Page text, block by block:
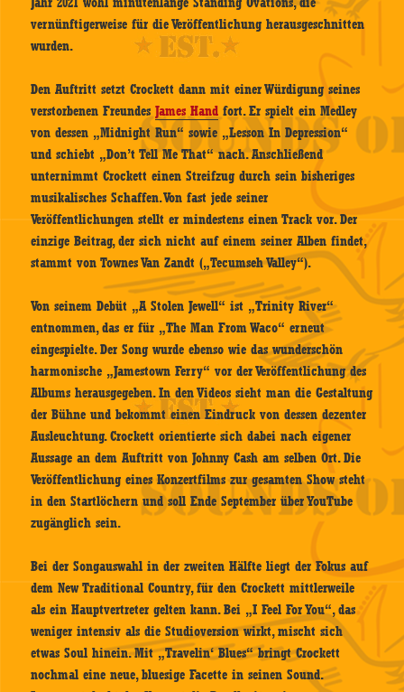
vernünftigerweise für die Veröffentlichung herausgeschnitten
wurden.
Den Auftritt setzt Crockett dann mit einer Würdigung seines
verstorbenen FreundesJames Hand fort. Er spielt ein Medley
von dessen „Midnight Run“ sowie „Lesson In Depression“
und schiebt „Don’t Tell Me That“ nach. Anschließend
unternimmt Crockett einen Streifzug durch sein bisheriges
musikalisches Schaffen. Von fast jede seiner
Veröffentlichungen stellt er mindestens einen Track vor. Der
einzige Beitrag, der sich nicht auf einem seiner Alben findet,
stammt von Townes Van Zandt („Tecumseh Valley“).
Von seinem Debüt „A Stolen Jewell“ ist „Trinity River“
entnommen, das er für „The Man From Waco“ erneut
eingespielte. Der Song wurde ebenso wie das wunderschön
harmonische „Jamestown Ferry“ vor der Veröffentlichung des
Albums herausgegeben. In den Videos sieht man die Gestaltung
der Bühne und bekommt einen Eindruck von dessen dezenter
Ausleuchtung. Crockett orientierte sich dabei nach eigener
Aussage an dem Auftritt von Johnny Cash am selben Ort. Die
Veröffentlichung eines Konzertfilms zur gesamten Show steht
in den Startlöchern und soll Ende September über YouTube
zugänglich sein.
Bei der Songauswahl in der zweiten Hälfte liegt der Fokus auf
dem New Traditional Country, für den Crockett mittlerweile
als ein Hauptvertreter gelten kann. Bei „I Feel For You“, das
weniger intensiv als die Studioversion wirkt, mischt sich
etwas Soul hinein. Mit „Travelin‘ Blues“ bringt Crockett
nochmal eine neue, bluesige Facette in seinen Sound.